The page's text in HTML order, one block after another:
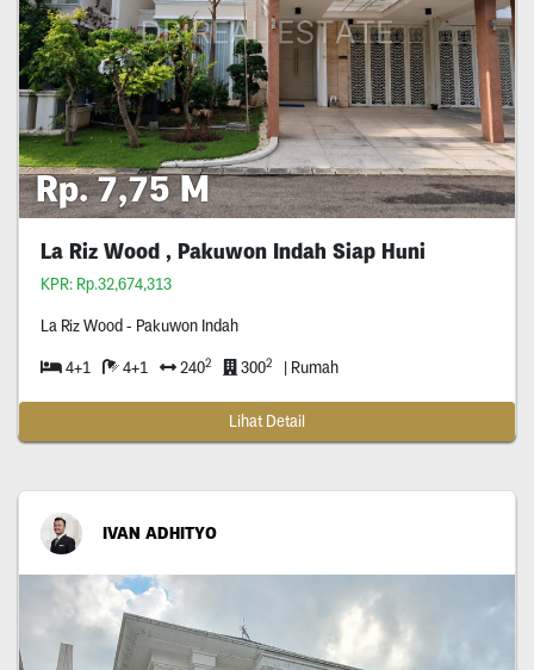
Rp. 7,75 M
La Riz Wood , Pakuwon Indah Siap Huni
KPR: Rp.32,674,313
La Riz Wood - Pakuwon Indah
4+1 4+1 2402 3002 | Rumah
Lihat Detail
IVAN ADHITYO